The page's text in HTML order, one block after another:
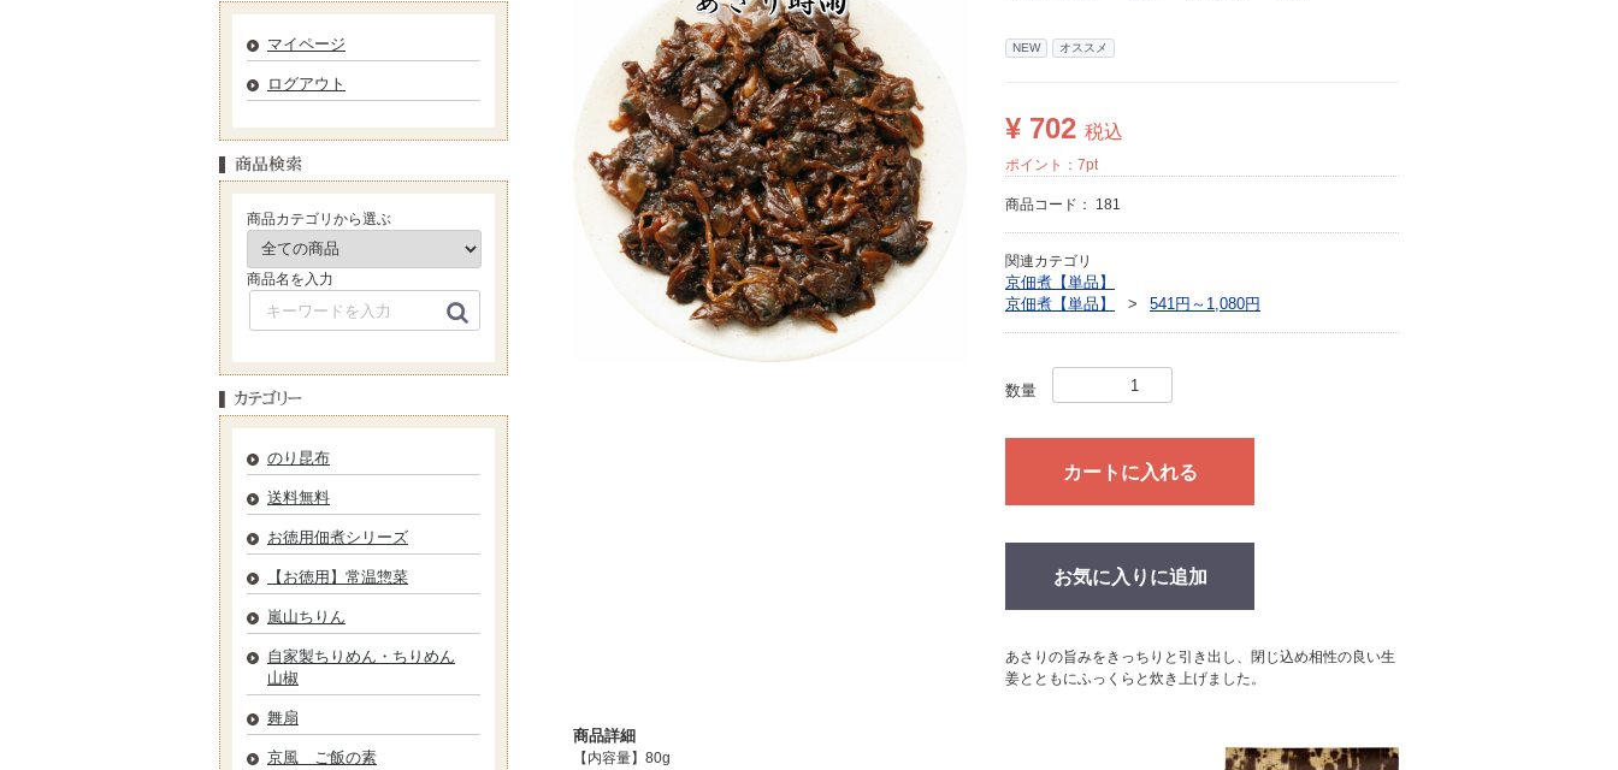
マイページ
ログアウト
商品カテゴリから選ぶ
商品名を入力
のり昆布
送料無料
お徳用佃煮シリーズ
【お徳用】常温惣菜
嵐山ちりん
自家製ちりめん・ちりめん
山椒
舞扇
京風 ご飯の素
NEW オススメ
¥ 702 税込
ポイント： 7pt
商品コード： 181
関連カテゴリ
京佃煮【単品】
京佃煮【単品】
541円～1,080円
数量
カートに入れる
お気に入りに追加
あさりの旨みをきっちりと引き出し、閉じ込め相性の良い生
姜とともにふっくらと炊き上げました。
商品詳細
【内容量】80g